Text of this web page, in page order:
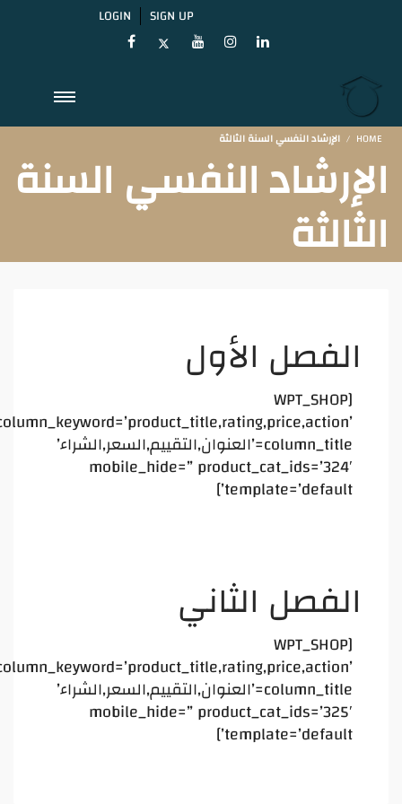
LOGIN SIGN UP
HOME اﻹرشاد النفسي السنة الثالثة
اﻹرشاد النفسي السنة
الثالثة
الفصل الأول
[WPT_SHOP
column_title=’العنوان,التقييم,السعر,الشراء’
mobile_hide=” product_cat_ids=’324′
template=’default’]
الفصل الثاني
[WPT_SHOP
column_title=’العنوان,التقييم,السعر,الشراء’
mobile_hide=” product_cat_ids=’325′
template=’default’]